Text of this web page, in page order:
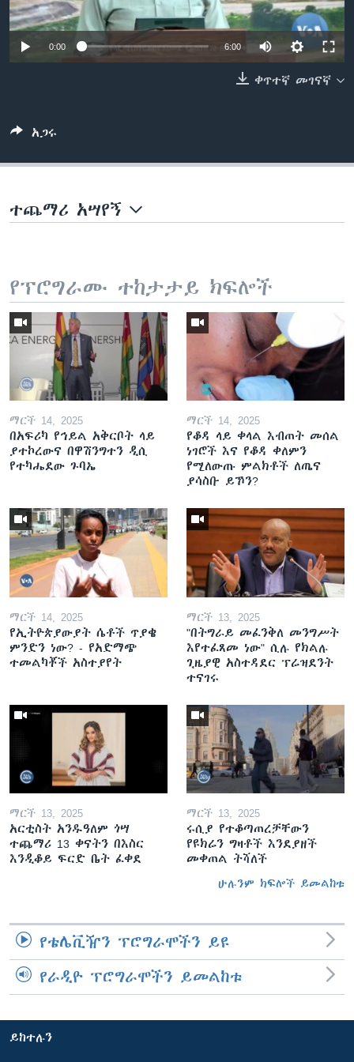
ቋንቋዎች
0:00 6:00
ቀጥተኛ መገናኛ
አጋሩ
ተጨማሪ አሣየኝ
የፕሮግራሙ ተከታታይ ክፍሎች
ማርች 14, 2025
በአፍሪካ የኅይል አቅርቦት ላይ
ያተኮረውና በዋሽንግተን ዲሲ
የተካሔደው ጉባኤ
ማርች 14, 2025
የቆዳ ላይ ቀላል እብጠት መሰል
ነገሮች እና የቆዳ ቀለምን
የሚለውጡ ምልክቶች ለጤና
ያሳስቡ ይኾን?
ማርች 14, 2025
የኢትዮጵያውያት ሴቶች ጥያቄ
ምንድን ነው? - የአድማጭ
ተመልካቾች አስተያየት
ማርች 13, 2025
"በትግራይ መፈንቅለ መንግሥት
እየተፈጸመ ነው" ሲሉ የክልሉ
ጊዜያዊ አስተዳደር ፕሬዝደንት
ተናገሩ
ማርች 13, 2025
አርቲስት አንዱዓለም ጎሣ
ተጨማሪ 13 ቀናትን በእስር
እንዲቆይ ፍርድ ቤት ፈቀደ
ማርች 13, 2025
ሩሲያ የተቆጣጠረቻቸውን
የዩክሬን ግዛቶች እንደያዘች
መቀጠል ትሻለች
ሁሉንም ክፍሎች ይመልከቱ
የቴሌቪዥን ፕሮግራሞችን ይዩ
የራዲዮ ፕሮግራሞችን ይመልከቱ
ይከተሉን